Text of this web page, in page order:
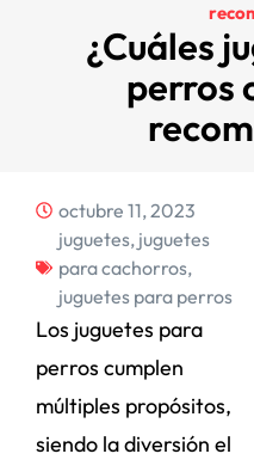
¿Cuáles
perros
octubre 11, 2023
juguetes, juguetes
para cachorros,
juguetes para perros
Los juguetes para
perros cumplen
múltiples propósitos,
siendo la diversión el